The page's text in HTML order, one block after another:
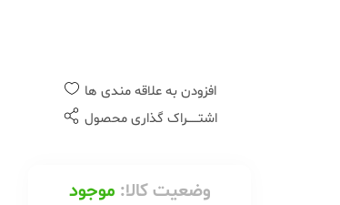
افزودن به علاقه مندی ها
اشتــــــراک گذاری محصول
وضعیت کالا: موجود